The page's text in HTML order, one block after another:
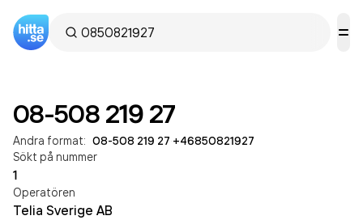
08-508 219 27
Andra format: 08-508 219 27 +46850821927
Sökt på nummer
1
Operatören
Telia Sverige AB